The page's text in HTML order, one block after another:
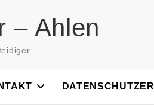
– Ahlen